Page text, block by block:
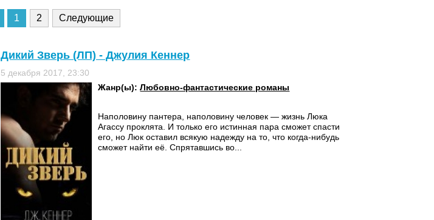
1 2 Следующие
Дикий Зверь (ЛП) - Джулия Кеннер
5 декабря 2017, 23:30
Жанр(ы):Любовно-фантастические романы
Наполовину пантера, наполовину человек — жизнь Люка
Агассу проклята. И только его истинная пара сможет спасти
его, но Люк оставил всякую надежду на то, что когда-нибудь
сможет найти её. Спрятавшись во...